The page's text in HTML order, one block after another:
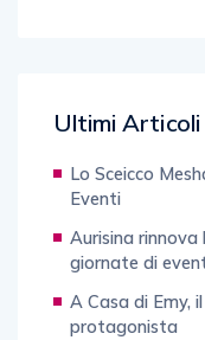
Ultimi Articoli
Lo Sceicco
Eventi
Aurisina rinnova
giornate di
A Casa di Emy,
protagonista